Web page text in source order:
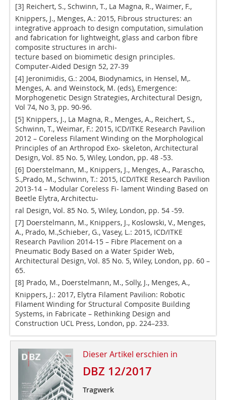
[3] Reichert, S., Schwinn, T., La Magna, R., Waimer, F.,
Knippers, J., Menges, A.: 2015, Fibrous structures: an
integrative approach to design computation, simulation
and fabrication for lightweight, glass and carbon fibre
composite structures in archi-
tecture based on biomimetic design principles.
Computer-Aided Design 52, 27-39
[4] Jeronimidis, G.: 2004, Biodynamics, in Hensel, M,.
Menges, A. and Weinstock, M. (eds), Emergence:
Morphogenetic Design Strategies, Architectural Design,
Vol 74, No 3, pp. 90-96.
[5] Knippers, J., La Magna, R., Menges, A., Reichert, S.,
Schwinn, T., Weimar, F.: 2015, ICD/ITKE Research Pavilion
2012 – Coreless Filament Winding on the Morphological
Principles of an Arthropod Exo- skeleton, Architectural
Design, Vol. 85 No. 5, Wiley, London, pp. 48 -53.
[6] Doerstelmann, M., Knippers, J., Menges, A., Parascho,
S.,Prado, M., Schwinn, T.: 2015, ICD/ITKE Research Pavilion
2013-14 – Modular Coreless Fi- lament Winding Based on
Beetle Elytra, Architectu-
ral Design, Vol. 85 No. 5, Wiley, London, pp. 54 -59.
[7] Doerstelmann, M., Knippers, J., Koslowski, V., Menges,
A., Prado, M.,Schieber, G., Vasey, L.: 2015, ICD/ITKE
Research Pavilion 2014-15 – Fibre Placement on a
Pneumatic Body Based on a Water Spider Web,
Architectural Design, Vol. 85 No. 5, Wiley, London, pp. 60 –
65.
[8] Prado, M., Doerstelmann, M., Solly, J., Menges, A.,
Knippers, J.: 2017, Elytra Filament Pavilion: Robotic
Filament Winding for Structural Composite Building
Systems, in Fabricate – Rethinking Design and
Construction UCL Press, London, pp. 224–233.
Dieser Artikel erschien in
DBZ 12/2017
Tragwerk